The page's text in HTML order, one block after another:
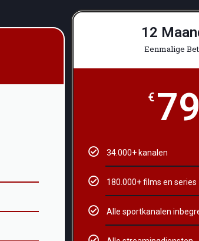
12
Eenmalige
€ 79
34.000+ kanalen
180.000+ films en series
Alle sportkanalen